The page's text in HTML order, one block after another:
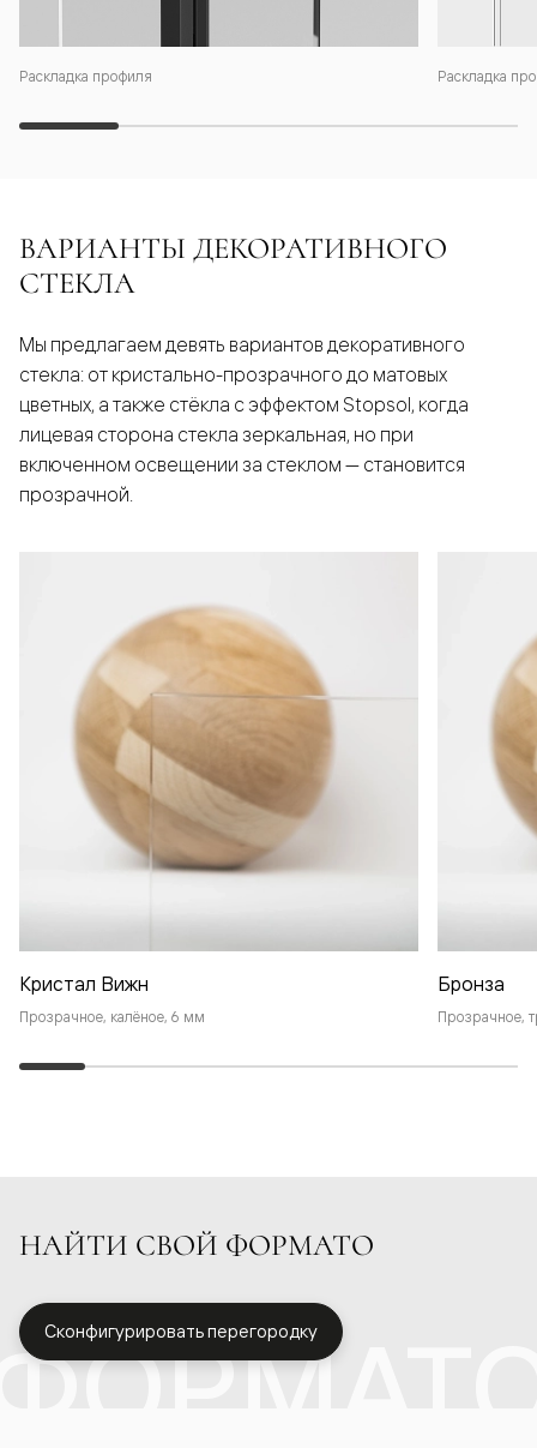
Раскладка профиля Раскладка
ВАРИАНТЫ ДЕКОРАТИВНОГО
СТЕКЛА
Мы предлагаем девять вариантов декоративного
стекла: от кристально-прозрачного до матовых
цветных, а также стёкла с эффектом Stopsol, когда
лицевая сторона стекла зеркальная, но при
включенном освещении за стеклом — становится
прозрачной.
Кристал Вижн
Прозрачное, калёное, 6 мм
Бронза
Прозрачное,
НАЙТИ СВОЙ ФОРМАТО
Сконфигурировать перегородку